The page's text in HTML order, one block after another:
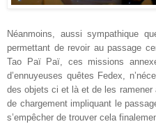
Néanmoins, aussi sympathique
permettant de revoir au passage
Tao Paï Paï, ces missions
d’ennuyeuses quêtes Fedex,
des objets ci et là et de les
de chargement impliquant le
s’empêcher de trouver cela